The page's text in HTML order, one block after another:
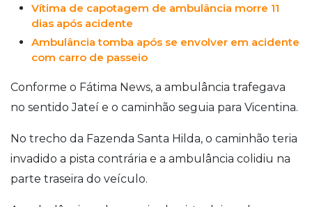
Vítima de capotagem de ambulância morre 11
dias após acidente
Ambulância tomba após se envolver em acidente
com carro de passeio
Conforme o Fátima News, a ambulância trafegava
no sentido Jateí e o caminhão seguia para Vicentina.
No trecho da Fazenda Santa Hilda, o caminhão teria
invadido a pista contrária e a ambulância colidiu na
parte traseira do veículo.